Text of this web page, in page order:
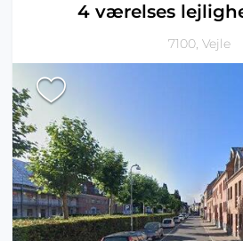
4 værelses
7100, Vejle